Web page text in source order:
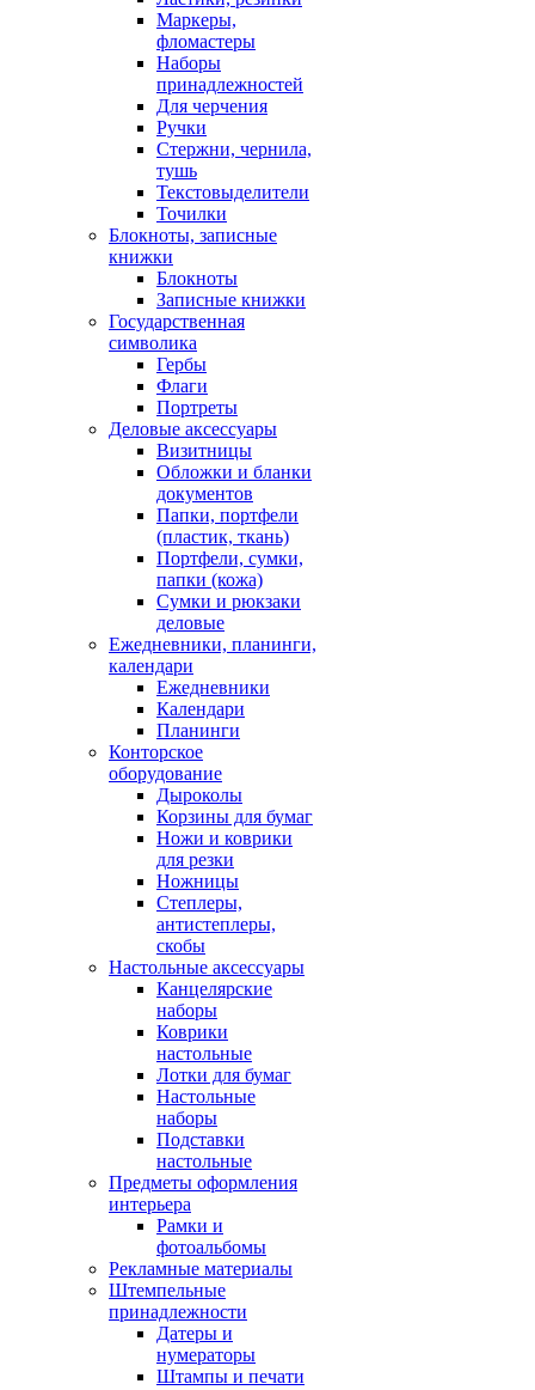
Маркеры,
фломастеры
Наборы
принадлежностей
Для черчения
Ручки
Стержни, чернила,
тушь
Текстовыделители
Точилки
Блокноты, записные
книжки
Блокноты
Записные книжки
Государственная
символика
Гербы
Флаги
Портреты
Деловые аксессуары
Визитницы
Обложки и бланки
документов
Папки, портфели
(пластик, ткань)
Портфели, сумки,
папки (кожа)
Сумки и рюкзаки
деловые
Ежедневники, планинги,
календари
Ежедневники
Календари
Планинги
Конторское
оборудование
Дыроколы
Корзины для бумаг
Ножи и коврики
для резки
Ножницы
Степлеры,
антистеплеры,
скобы
Настольные аксессуары
Канцелярские
наборы
Коврики
настольные
Лотки для бумаг
Настольные
наборы
Подставки
настольные
Предметы оформления
интерьера
Рамки и
фотоальбомы
Рекламные материалы
Штемпельные
принадлежности
Датеры и
нумераторы
Штампы и печати